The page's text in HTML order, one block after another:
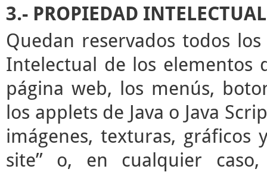
3.- PROPIEDAD
Quedan reservados todos
Intelectual de los elementos
página web, los menús,
los applets de Java o Java
imágenes, texturas,
site” o, en cualquier